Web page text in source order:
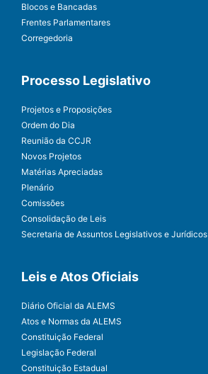
Blocos e Bancadas
Frentes Parlamentares
Corregedoria
Processo Legislativo
Projetos e Proposições
Ordem do Dia
Reunião da CCJR
Novos Projetos
Matérias Apreciadas
Plenário
Comissões
Consolidação de Leis
Secretaria de Assuntos Legislativos e Jurídicos
Leis e Atos Oficiais
Diário Oficial da ALEMS
Atos e Normas da ALEMS
Constituição Federal
Legislação Federal
Constituição Estadual